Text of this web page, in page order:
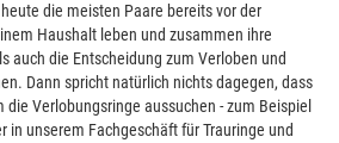
die meisten Paare bereits vor der
Haushalt leben und zusammen ihre
auch die Entscheidung zum Verloben und
Dann spricht natürlich nichts dagegen, dass
Verlobungsringe aussuchen - zum Beispiel
in unserem Fachgeschäft für Trauringe und